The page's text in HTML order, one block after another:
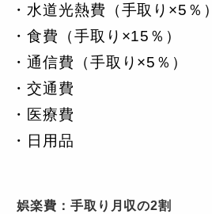
・水道光熱費（手取り×5％）
・食費（手取り×15％）
・通信費（手取り×5％）
・交通費
・医療費
・日用品
娯楽費：手取り月収の2割